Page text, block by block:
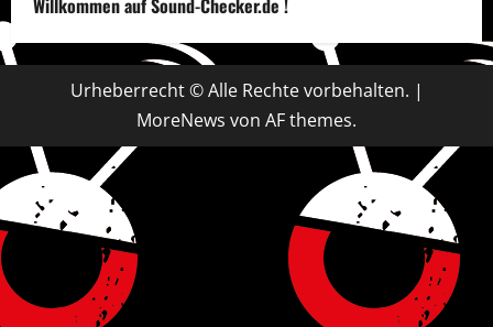
Willkommen auf Sound-Checker.de !
Urheberrecht © Alle Rechte vorbehalten. |
MoreNews von AF themes.